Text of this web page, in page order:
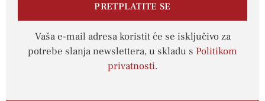
PRETPLATITE SE
Vaša e-mail adresa koristit će se isključivo za
potrebe slanja newslettera, u skladu s Politikom
privatnosti.